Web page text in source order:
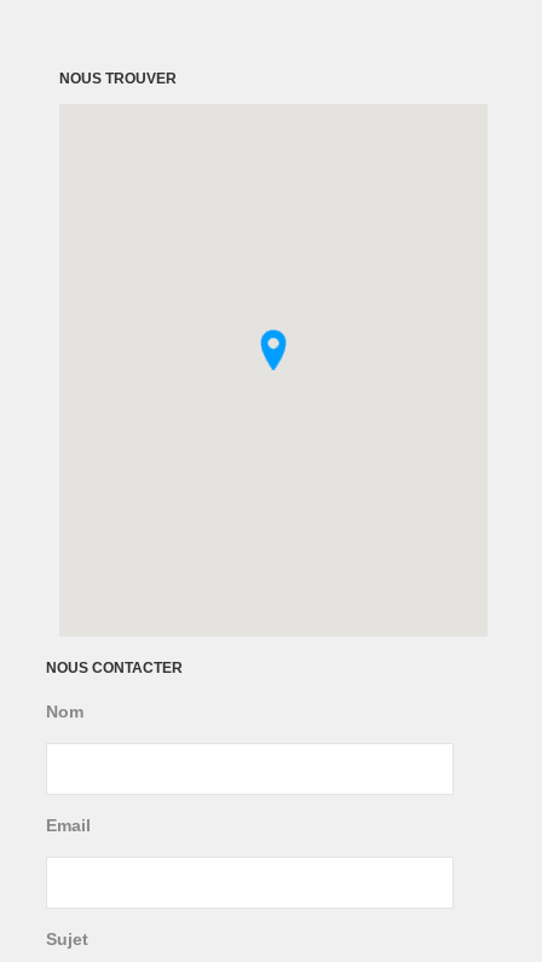
NOUS TROUVER
NOUS CONTACTER
Nom
Email
Sujet